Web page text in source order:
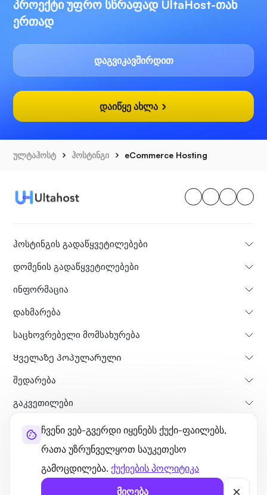
ჩვენი ვებ-გვერდი იყენებს ქუქი-ფაილებს,
რათა უზრუნველყოთ საუკეთესო
გამოცდილება. ქუქიების პოლიტიკა
მიღება
პროექტი უფრო სწრაფად UltaHost-თან
ერთად
დაგვიკავშირდით
დაიწყე ახლა
ულტაჰოსტ ჰოსტინგი eCommerce Hosting
ჰოსტინგის გადაწყვეტილებები
დომენის გადაწყვეტილებები
ინფორმაცია
დახმარება
საცხოვრებელი მომსახურება
Ყველაზე პოპულარული
Შედარება
გაკვეთილები
შესახებ
კონფიდენციალურობის პოლიტიკალეგალური
©2026 UltaHost - ყველა უფლება დაცულია.